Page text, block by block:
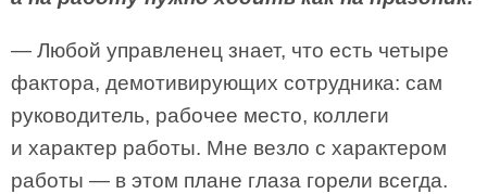
— Любой управленец знает, что есть четыре
фактора, демотивирующих сотрудника: сам
руководитель, рабочее место, коллеги
и характер работы. Мне везло с характером
работы — в этом плане глаза горели всегда.